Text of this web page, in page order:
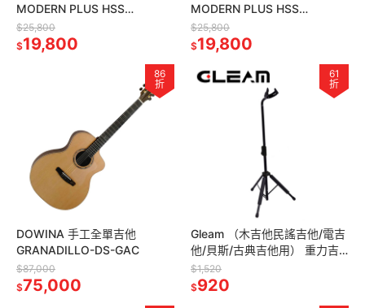
MODERN PLUS HSS
MPHSS24 MAH ST 楓烤木指
板桃花心木琴身
$25,800
$19,800
MODERN PLUS HSS
MPHSS24 SHP ST 烤楓木指
板 貝殼粉紅色
$25,800
$19,800
86
折
DOWINA 手工全單吉他
GRANADILLO-DS-GAC
$87,000
$75,000
61
折
Gleam （木吉他民謠吉他/電吉
他/貝斯/古典吉他用） 重力吉
他架
$1,520
$920